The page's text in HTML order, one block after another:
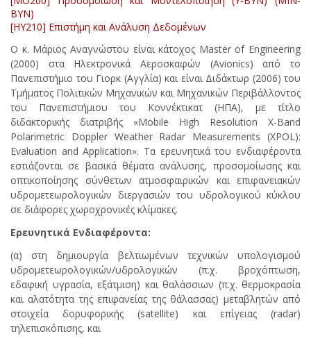
ΒΥΝ)
[HY210] Επιστήμη και Ανάλυση Δεδομένων
Ο κ. Μάριος Αναγνώστου είναι κάτοχος Master of Engineering
(2000) στα Ηλεκτρονικά Αεροσκαφών (Avionics) από το
Πανεπιστήμιο του Γιορκ (Αγγλία) και είναι Διδάκτωρ (2006) του
Τμήματος Πολιτικών Μηχανικών και Μηχανικών Περιβάλλοντος
του Πανεπιστήμιου του Κοννέκτικατ (ΗΠΑ), με τίτλο
διδακτορικής διατριβής «Mobile High Resolution X-Band
Polarimetric Doppler Weather Radar Measurements (XPOL):
Evaluation and Application». Τα ερευνητικά του ενδιαφέροντα
εστιάζονται σε βασικά θέματα ανάλυσης, προσομοίωσης και
οπτικοποίησης σύνθετων ατμοσφαιρικών και επιφανειακών
υδρομετεωρολογικών διεργασιών του υδρολογικού κύκλου
σε διάφορες χωροχρονικές κλίμακες.
Ερευνητικά Ενδιαφέροντα:
(α) στη δημιουργία βελτιωμένων τεχνικών υπολογισμού
υδρομετεωρολογικών/υδρολογικών (π.χ. βροχόπτωση,
εδαφική υγρασία, εξάτμιση) και θαλάσσιων (π.χ. θερμοκρασία
και αλατότητα της επιφανείας της θάλασσας) μεταβλητών από
στοιχεία δορυφορικής (satellite) και επίγειας (radar)
τηλεπισκόπισης, και